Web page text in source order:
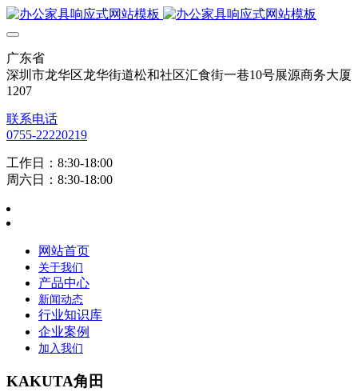
广东省
深圳市龙华区龙华街道松和社区汇食街一巷10号展源商务大厦
1207
联系电话
0755-22220219
工作日：8:30-18:00
周六日：8:30-18:00
网站首页
关于我们
产品中心
新闻动态
行业知识库
企业案例
加入我们
KAKUTA角田